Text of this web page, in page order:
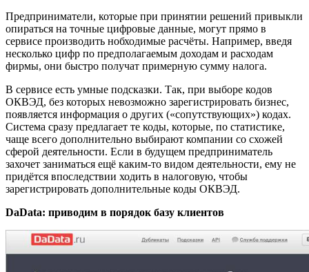
Предприниматели, которые при принятии решений привыкли
опираться на точные цифровые данные, могут прямо в
сервисе производить нобходимые расчёты. Например, введя
несколько цифр по предполагаемым доходам и расходам
фирмы, они быстро получат примерную сумму налога.
В сервисе есть умные подсказки. Так, при выборе кодов
ОКВЭД, без которых невозможно зарегистрировать бизнес,
появляется информация о других («сопутствующих») кодах.
Система сразу предлагает те коды, которые, по статистике,
чаще всего дополнительно выбирают компании со схожей
сферой деятельности. Если в будущем предприниматель
захочет заниматься ещё каким-то видом деятельности, ему не
придётся впоследствии ходить в налоговую, чтобы
зарегистрировать дополнительные коды ОКВЭД.
DaData: приводим в порядок базу клиентов